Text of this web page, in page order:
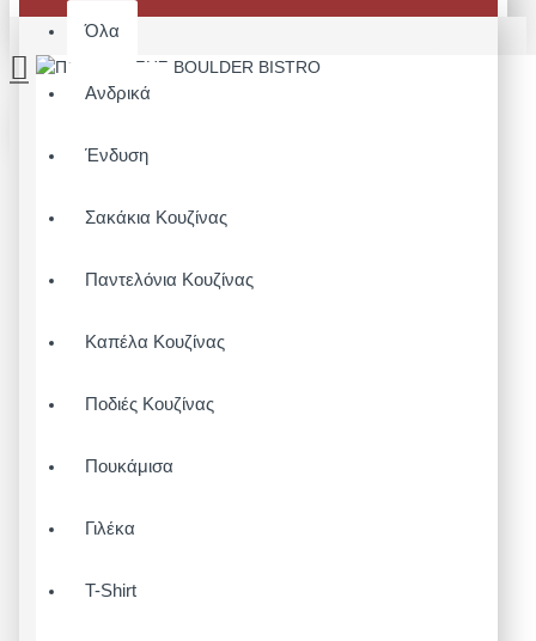
Όλα
Ανδρικά
Ένδυση
Σακάκια Κουζίνας
Παντελόνια Κουζίνας
Καπέλα Κουζίνας
Ποδιές Κουζίνας
Πουκάμισα
Γιλέκα
T-Shirt